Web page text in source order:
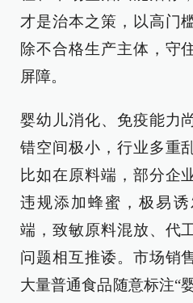
才是治本之策，以高门
除不合格生产主体，守
屏障。
婴幼儿消化、免疫能力
错空间极小，行业多重
比如在原料端，部分企
违规添加蜂蜜，极易
端，致敏原料混放、代
问题相互推诿。市场销
大量普通食品随意标注“